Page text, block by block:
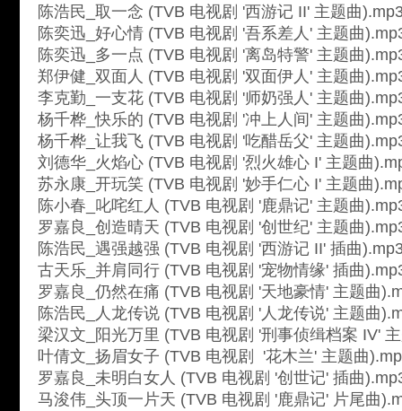
陈浩民_取一念 (TVB 电视剧 '西游记 II' 主题曲
陈奕迅_好心情 (TVB 电视剧 '吾系差人' 主题曲
陈奕迅_多一点 (TVB 电视剧 '离岛特警' 主题曲
郑伊健_双面人 (TVB 电视剧 '双面伊人' 主题曲
李克勤_一支花 (TVB 电视剧 '师奶强人' 主题曲
杨千桦_快乐的 (TVB 电视剧 '冲上人间' 主题曲
杨千桦_让我飞 (TVB 电视剧 '吃醋岳父' 主题曲
刘德华_火焰心 (TVB 电视剧 '烈火雄心 I' 主题曲
苏永康_开玩笑 (TVB 电视剧 '妙手仁心 I' 主题曲
陈小春_叱咤红人 (TVB 电视剧 '鹿鼎记' 主题曲
罗嘉良_创造晴天 (TVB 电视剧 '创世纪' 主题曲
陈浩民_遇强越强 (TVB 电视剧 '西游记 II' 插曲
古天乐_并肩同行 (TVB 电视剧 '宠物情缘' 插曲
罗嘉良_仍然在痛 (TVB 电视剧 '天地豪情' 主题曲
陈浩民_人龙传说 (TVB 电视剧 '人龙传说' 主题曲
梁汉文_阳光万里 (TVB 电视剧 '刑事侦缉档案 IV'
叶倩文_扬眉女子 (TVB 电视剧 '花木兰' 主题曲
罗嘉良_未明白女人 (TVB 电视剧 '创世记' 插曲
马浚伟_头顶一片天 (TVB 电视剧 '鹿鼎记' 片尾曲